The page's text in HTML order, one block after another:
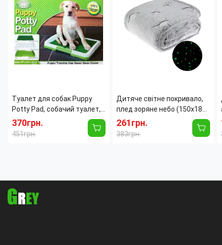
Туалет для собак Puppy
Potty Pad, собачий туалет,
лоток для собак, туалет
для цуценят домашній
туалет для
370грн.
451грн.
Дитяче світне покривало,
плед зоряне небо (150x180
см)
261грн.
383грн.